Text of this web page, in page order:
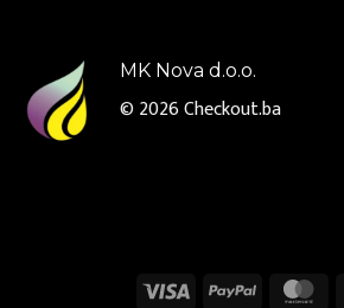
MK Nova d.o.o.
© 2026Checkout.ba